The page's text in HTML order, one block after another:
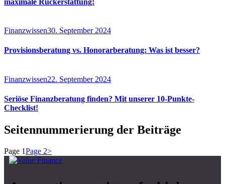
Finanzwissen30. September 2024
Provisionsberatung vs. Honorarberatung: Was ist besser?
Finanzwissen22. September 2024
Seriöse Finanzberatung finden? Mit unserer 10-Punkte-
Checklist!
Seitennummerierung der Beiträge
Page 1Page 2>